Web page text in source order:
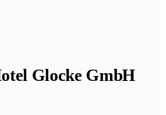
Glocke GmbH